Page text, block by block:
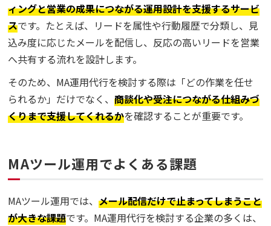
ィングと営業の成果につながる運用設計を支援するサービ
スです。たとえば、リードを属性や行動履歴で分類し、見
込み度に応じたメールを配信し、反応の高いリードを営業
へ共有する流れを設計します。
そのため、MA運用代行を検討する際は「どの作業を任せ
られるか」だけでなく、商談化や受注につながる仕組みづ
くりまで支援してくれるかを確認することが重要です。
MAツール運用でよくある課題
MAツール運用では、メール配信だけで止まってしまうこと
が大きな課題です。MA運用代行を検討する企業の多くは、